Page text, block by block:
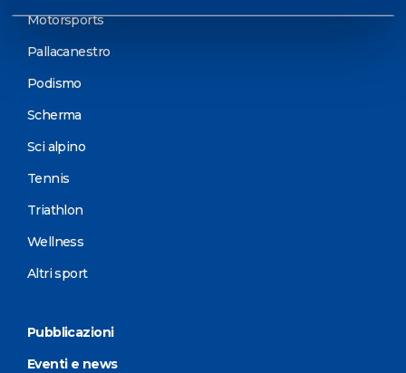
Motorsports
Pallacanestro
Podismo
Scherma
Sci alpino
Tennis
Triathlon
Wellness
Altri sport
Pubblicazioni
Eventi e news